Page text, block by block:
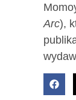
Arc),